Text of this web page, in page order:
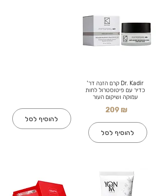
להוסיף לסל
Dr. Kadir קרם הזנה דר'
כדיר עם פיטוסטרול לחות
עמוקה ושיקום העור
209 ₪
להוסיף לסל